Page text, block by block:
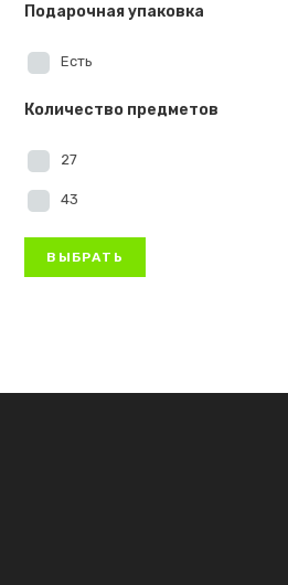
Подарочная упаковка
Есть
Количество предметов
27
43
ВЫБРАТЬ